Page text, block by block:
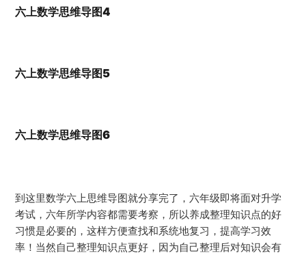
六上数学思维导图4
六上数学思维导图5
六上数学思维导图6
到这里数学六上思维导图就分享完了，六年级即将面对升学
考试，六年所学内容都需要考察，所以养成整理知识点的好
习惯是必要的，这样方便查找和系统地复习，提高学习效
率！当然自己整理知识点更好，因为自己整理后对知识会有